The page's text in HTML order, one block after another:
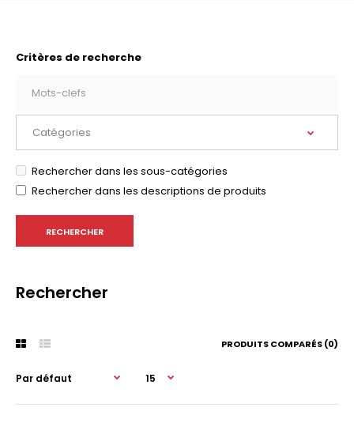
Critères de recherche
Rechercher dans les sous-catégories
Rechercher dans les descriptions de produits
Rechercher
PRODUITS COMPARÉS (0)